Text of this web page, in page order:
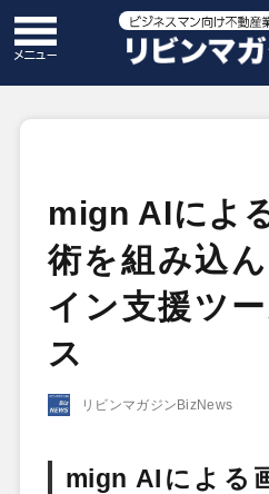
mign AIによ
術を組み込
イン支援ツ
ス
リビンマガジンBizNews
mign AIによる